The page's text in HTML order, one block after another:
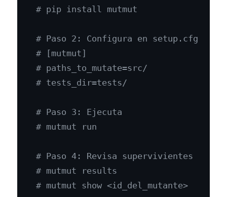
# pip install mutmut
# Paso 2: Configura en setup.cfg o
# [mutmut]
# paths_to_mutate=src/
# tests_dir=tests/
# Paso 3: Ejecuta
# mutmut run
# Paso 4: Revisa supervivientes
# mutmut results
# mutmut show <id_del_mutante>